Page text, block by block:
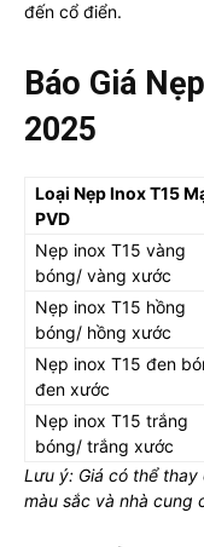
đến cổ điển.
Báo Giá
2025
Loại Nẹp Inox T15
PVD
Nẹp inox T15 vàng
bóng/ vàng xước
Nẹp inox T15 hồng
bóng/ hồng xước
Nẹp inox T15 đen
đen xước
Nẹp inox T15 trắng
bóng/ trắng xước
Lưu ý: Giá có thể
màu sắc và nhà cung